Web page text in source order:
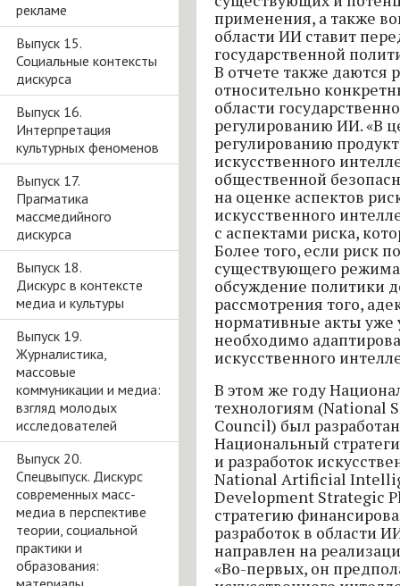
рекламе
Выпуск 15.
Социальные контексты
дискурса
Выпуск 16.
Интерпретация
культурных феноменов
Выпуск 17.
Прагматика
массмедийного
дискурса
Выпуск 18.
Дискурс в контексте
медиа и культуры
Выпуск 19.
Журналистика,
массовые
коммуникации и медиа:
взгляд молодых
исследователей
Выпуск 20.
Спецвыпуск. Дискурс
современных масс-
медиа в перспективе
теории, социальной
практики и
образования:
применения, а также
области ИИ ставит
государственной
В отчете также даются
относительно
области
регулированию ИИ. «В
регулированию
искусственного
общественной
на оценке аспектов
искусственного
с аспектами риска,
Более того, если риск
существующего
обсуждение политики
рассмотрения того,
нормативные акты уже
необходимо
искусственного
В этом же году
технологиям (National
Council) был
Национальный
и разработок
National Artificial
Development Strategic
стратегию
разработок в области
направлен на
«Во-первых, он